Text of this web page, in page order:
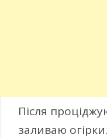
Після
заливаю огірки.